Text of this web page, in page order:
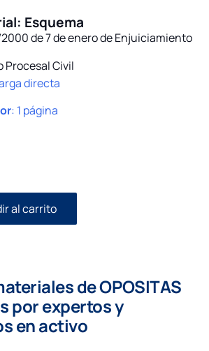
Esquema
2000 de 7 de enero de Enjuiciamiento
Procesal Civil
directa
: 1 página
al carrito
de OPOSITAS
por expertos y
en activo